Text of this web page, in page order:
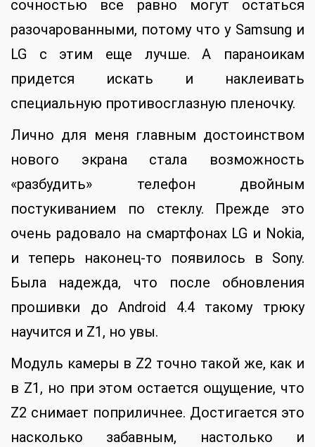
сочностью все равно могут остаться
разочарованными, потому что у Samsung и
LG с этим еще лучше. А параноикам
придется искать и наклеивать
специальную противосглазную пленочку.
Лично для меня главным достоинством
нового экрана стала возможность
«разбудить» телефон двойным
постукиванием по стеклу. Прежде это
очень радовало на смартфонах LG и Nokia,
и теперь наконец-то появилось в Sony.
Была надежда, что после обновления
прошивки до Android 4.4 такому трюку
научится и Z1, но увы.
Модуль камеры в Z2 точно такой же, как и
в Z1, но при этом остается ощущение, что
Z2 снимает поприличнее. Достигается это
насколько забавным, настолько и